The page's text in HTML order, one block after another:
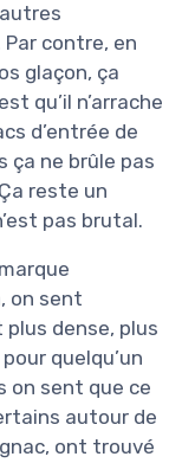
contre, en
glaçon, ça
qu’il n’arrache
d’entrée de
ça ne brûle pas
reste un
pas brutal.
on sent
plus dense, plus
quelqu’un
on sent que ce
autour de
ont trouvé